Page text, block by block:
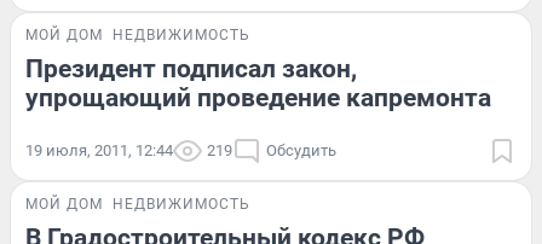
МОЙ ДОМ НЕДВИЖИМОСТЬ
Президент подписал закон,
упрощающий проведение капремонта
19 июля, 2011, 12:44 219 Обсудить
МОЙ ДОМ НЕДВИЖИМОСТЬ